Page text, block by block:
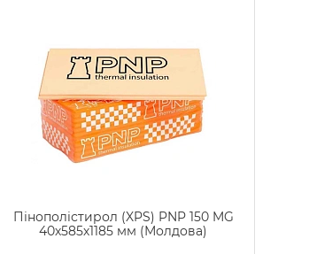
Пінополістирол (XPS) PNP 150 MG
40х585х1185 мм (Молдова)